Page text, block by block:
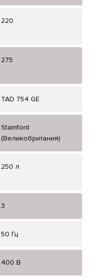
220
275
TAD 754 GE
Stamford
(Великобритания)
250 л
3
50 Гц
400 В